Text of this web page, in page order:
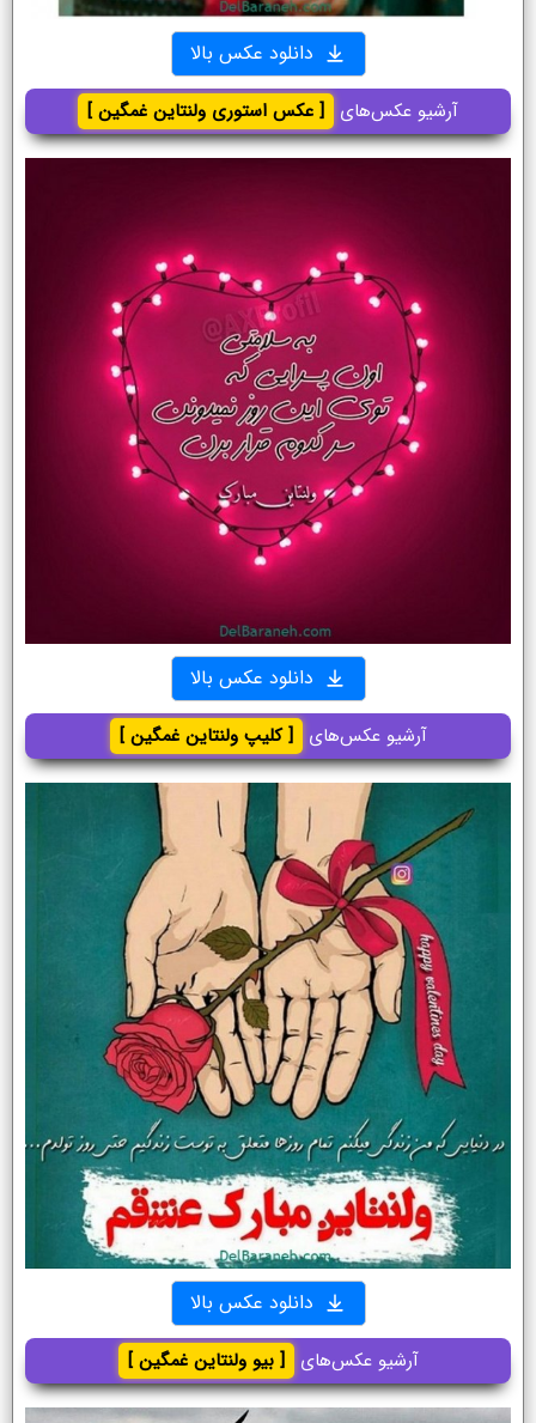
دانلود عکس بالا
آرشیو عکس‌های [ عکس استوری ولنتاین غمگین ]
دانلود عکس بالا
آرشیو عکس‌های [ کلیپ ولنتاین غمگین ]
دانلود عکس بالا
آرشیو عکس‌های [ بیو ولنتاین غمگین ]